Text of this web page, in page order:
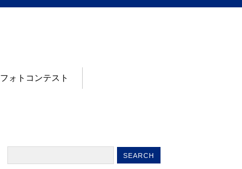
フォトコンテスト